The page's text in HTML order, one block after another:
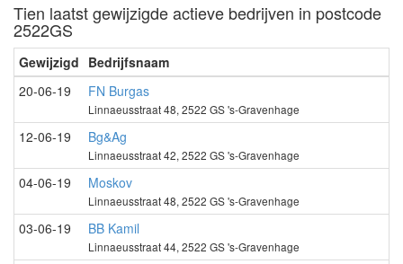
Tien laatst gewijzigde actieve bedrijven in postcode
2522GS
Gewijzigd Bedrijfsnaam
20-06-19
FN Burgas
Linnaeusstraat 48, 2522 GS 's-Gravenhage
12-06-19 Bg&Ag
Linnaeusstraat 42, 2522 GS 's-Gravenhage
04-06-19 Moskov
Linnaeusstraat 48, 2522 GS 's-Gravenhage
03-06-19 BB Kamil
Linnaeusstraat 44, 2522 GS 's-Gravenhage